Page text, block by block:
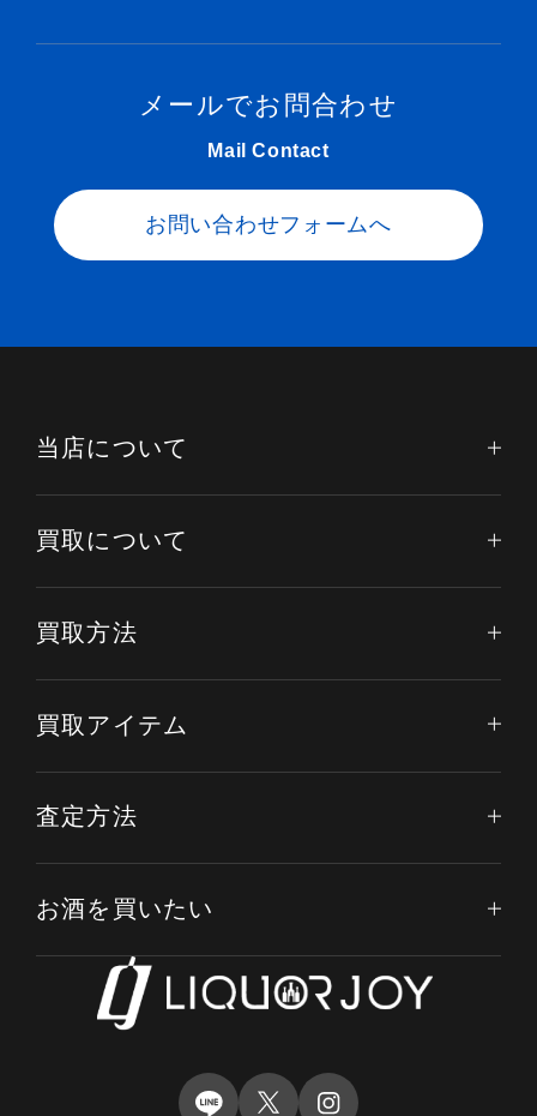
メールでお問合わせ
Mail Contact
お問い合わせフォームへ
当店について
買取について
買取方法
買取アイテム
査定方法
お酒を買いたい
LINE査定